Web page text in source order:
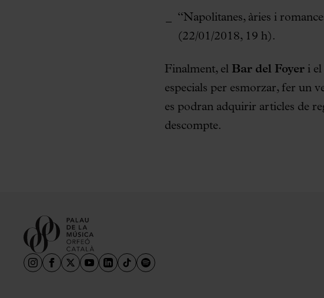
“Napolitanes, àries i
(22/01/2018, 19 h).
Finalment, el Bar del Foyer i el
especials per esmorzar, fer un
es podran adquirir articles de
descompte.